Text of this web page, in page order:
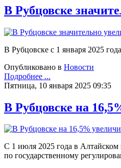
В Рубцовске
В Рубцовске с 1 января 2025
Опубликовано в Новости
Подробнее ...
Пятница, 10 января 2025 09:35
В Рубцовске на
С 1 июля 2025 года в Алтайском
по государственному